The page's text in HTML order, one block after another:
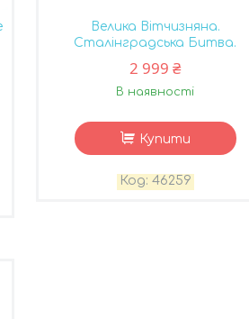
Велика Вітчизняна.
Сталінградська Битва.
2 999 ₴
В наявності
Купити
46259